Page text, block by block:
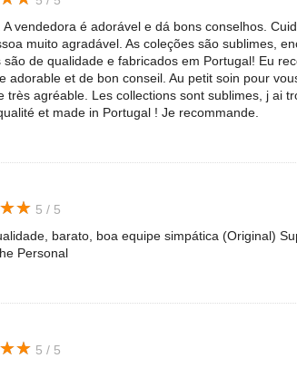
A vendedora é adorável e dá bons conselhos.
muito agradável. As coleções são sublimes,
são de qualidade e fabricados em Portugal! Eu
adorable et de bon conseil. Au petit soin pour
très agréable. Les collections sont sublimes, j ai
et made in Portugal ! Je recommande.
★★
★★ 5 / 5
barato, boa equipe simpática (Original)
Personal
★★
★★ 5 / 5